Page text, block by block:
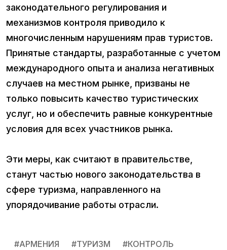
законодательного регулирования и
механизмов контроля приводило к
многочисленным нарушениям прав туристов.
Принятые стандарты, разработанные с учетом
международного опыта и анализа негативных
случаев на местном рынке, призваны не
только повысить качество туристических
услуг, но и обеспечить равные конкурентные
условия для всех участников рынка.
Эти меры, как считают в правительстве,
станут частью нового законодательства в
сфере туризма, направленного на
упорядочивание работы отрасли.
#АРМЕНИЯ #ТУРИЗМ #КОНТРОЛЬ